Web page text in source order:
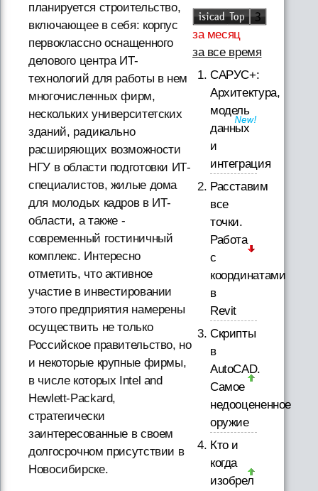
планируется строительство,
включающее в себя: корпус
первоклассно оснащенного
делового центра ИТ-
технологий для работы в нем
многочисленных фирм,
нескольких университетских
зданий, радикально
расширяющих возможности
НГУ в области подготовки ИТ-
специалистов, жилые дома
для молодых кадров в ИТ-
области, а также -
современный гостиничный
комплекс. Интересно
отметить, что активное
участие в инвестировании
этого предприятия намерены
осуществить не только
Российское правительство, но
и некоторые крупные фирмы,
в числе которых Intel and
Hewlett-Packard,
стратегически
заинтересованные в своем
долгосрочном присутствии в
Новосибирске.
за месяц
за все время
САРУС+:
Архитектура,
модель
данных
и
интеграция
Расставим
все
точки.
Работа
с
координатами
в
Revit
Скрипты
в
AutoCAD.
Самое
недооцененное
оружие
Кто и
когда
изобрел